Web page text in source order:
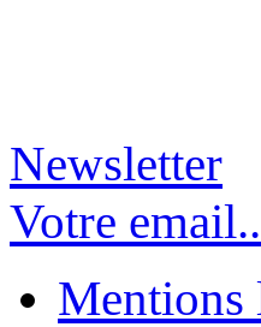
Newsletter
Votre
Mentions